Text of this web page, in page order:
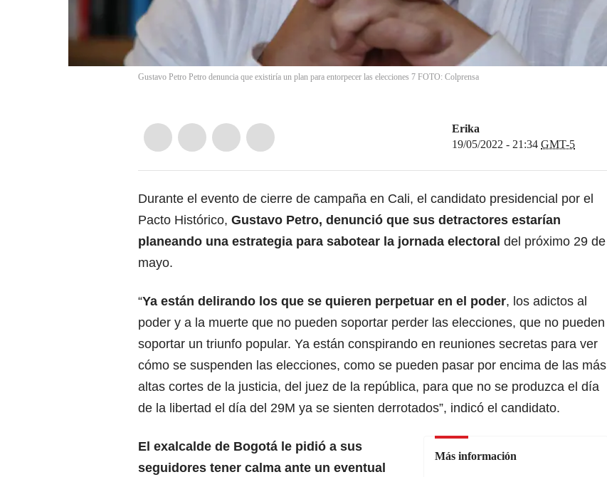
Gustavo Petro Petro denuncia que existiría un plan para entorpecer las elecciones 7 FOTO: Colprensa
Erika
19/05/2022 - 21:34 GMT-5
Durante el evento de cierre de campaña en Cali, el candidato presidencial por el
Pacto Histórico, Gustavo Petro, denunció que sus detractores estarían
planeando una estrategia para sabotear la jornada electoral del próximo 29 de
mayo.
“Ya están delirando los que se quieren perpetuar en el poder, los adictos al
poder y a la muerte que no pueden soportar perder las elecciones, que no pueden
soportar un triunfo popular. Ya están conspirando en reuniones secretas para ver
cómo se suspenden las elecciones, como se pueden pasar por encima de las más
altas cortes de la justicia, del juez de la república, para que no se produzca el día
de la libertad el día del 29M ya se sienten derrotados”, indicó el candidato.
Más información
El exalcalde de Bogotá le pidió a sus
seguidores tener calma ante un eventual